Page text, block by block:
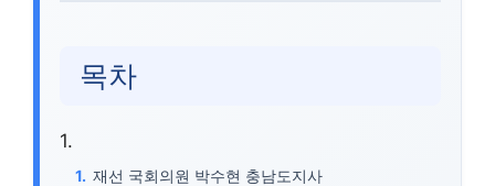
목차
재선 국회의원 박수현 충남도지사